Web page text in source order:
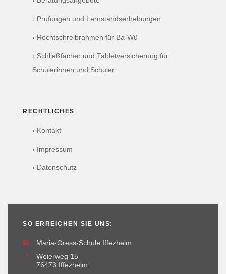
› Prüfungen und Lernstandserhebungen
› Rechtschreibrahmen für Ba-Wü
› Schließfächer und Tabletversicherung für
Schülerinnen und Schüler
RECHTLICHES
› Kontakt
› Impressum
› Datenschutz
SO ERREICHEN SIE UNS:
🏫
Maria-Gress-Schule Iffezheim
📍
Weierweg 15
76473 Iffezheim